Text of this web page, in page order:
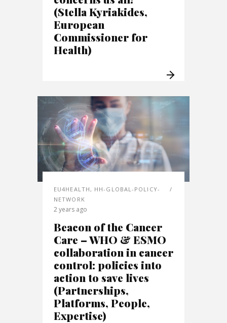
(Stella Kyriakides,
European
Commissioner for
Health)
EU4HEALTH , HH-GLOBAL-POLICY-
NETWORK
2 years ago
Beacon of the Cancer
Care – WHO & ESMO
collaboration in cancer
control: policies into
action to save lives
(Partnerships,
Platforms, People,
Expertise)